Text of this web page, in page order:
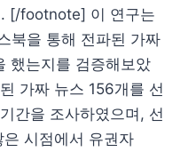
[/footnote] 이 연구는
북을 통해 전파된 가짜
했는지를 검증해보았
가짜 뉴스 156개를 선
간을 조사하였으며, 선
시점에서 유권자